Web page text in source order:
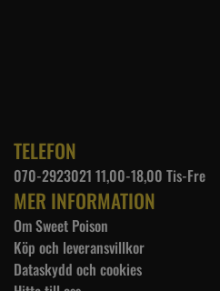
TELEFON
070-2923021 11,00-18,00 Tis-Fre
MER INFORMATION
Om Sweet Poison
Köp och leveransvillkor
Dataskydd och cookies